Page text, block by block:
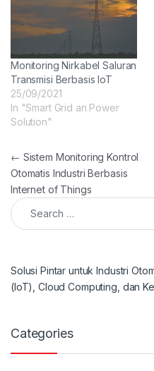
Monitoring Nirkabel Saluran
Transmisi Berbasis IoT
25/09/2021
In "Smart Grid an Power
Solution"
Post navigation
← Sistem Monitoring Kontrol
Otomatis Industri Berbasis
Internet of Things
Search for:
Solusi Pintar untuk Industri
(IoT), Cloud Computing, dan
Categories